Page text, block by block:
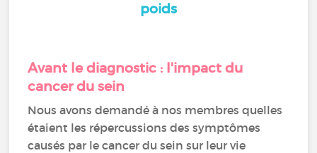
poids
Avant le diagnostic : l'impact du
cancer du sein
Nous avons demandé à nos membres quelles
étaient les répercussions des symptômes
causés par le cancer du sein sur leur vie